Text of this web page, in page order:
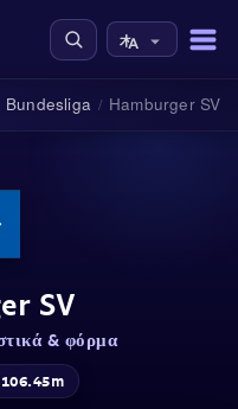
Bundesliga / Hamburger SV
SV
& φόρμα